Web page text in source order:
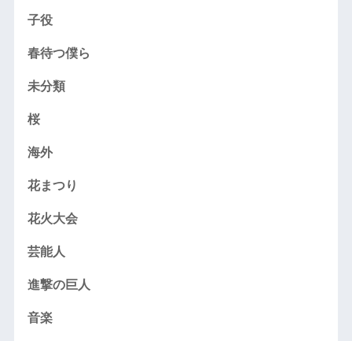
子役
春待つ僕ら
未分類
桜
海外
花まつり
花火大会
芸能人
進撃の巨人
音楽